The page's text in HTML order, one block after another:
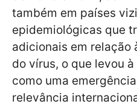
também em países
epidemiológicas que
adicionais em relação
do vírus, o que levou
como uma
relevância